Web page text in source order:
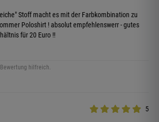
Stoff macht es mit der Farbkombination zu
Poloshirt ! absolut empfehlenswerr - gutes
für 20 Euro !!
hilfreich.
5